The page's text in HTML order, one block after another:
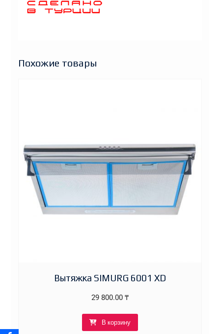
Похожие товары
Вытяжка SIMURG 6001 XD
29 800.00 ₸
В корзину